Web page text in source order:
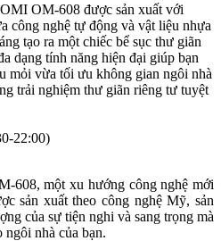
OM-608 được sản xuất với
công nghệ tự động và vật liệu nhựa
tạo ra một chiếc bể sục thư giãn
dạng tính năng hiện đại giúp bạn
mỏi vừa tối ưu không gian ngôi nhà
trải nghiệm thư giãn riêng tư tuyệt
22:00)
608, một xu hướng công nghệ mới
sản xuất theo công nghệ Mỹ, sản
của sự tiện nghi và sang trọng mà
ngôi nhà của bạn.